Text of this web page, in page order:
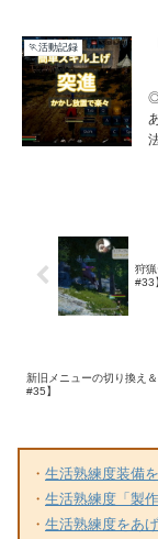
🏃活動記録
◎
狩
#33
新旧メニューの切り換え
#35】
・ 生活熟練度装備
・ 生活熟練度「製
・ 生活熟練度をあ